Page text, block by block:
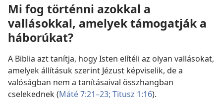
Mi fog történni azokkal a
vallásokkal, amelyek támogatják a
háborúkat?
A Biblia azt tanítja, hogy Isten elítéli az olyan vallásokat,
amelyek állításuk szerint Jézust képviselik, de a
valóságban nem a tanításaival összhangban
cselekednek (Máté 7:21–23; Titusz 1:16).